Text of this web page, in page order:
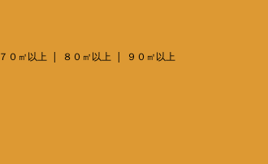
７０㎡以上 ８０㎡以上 ９０㎡以上